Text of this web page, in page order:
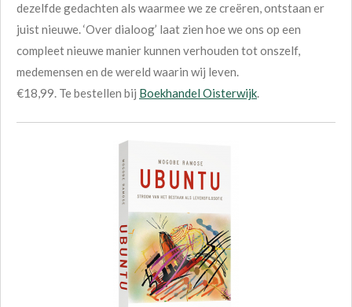
dezelfde gedachten als waarmee we ze creëren, ontstaan er
juist nieuwe. ‘Over dialoog’ laat zien hoe we ons op een
compleet nieuwe manier kunnen verhouden tot onszelf,
medemensen en de wereld waarin wij leven.
€18,99. Te bestellen bij Boekhandel Oisterwijk.